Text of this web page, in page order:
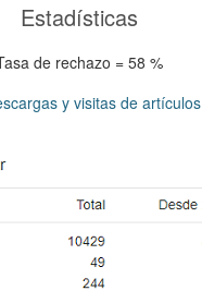
Estadísticas
de rechazo = 58 %
y visitas de artículos